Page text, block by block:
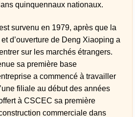
quinquennaux nationaux.
survenu en 1979, après que la
d’ouverture de Deng Xiaoping a
sur les marchés étrangers.
sa première base
a commencé à travailler
filiale au début des années
à CSCEC sa première
commerciale dans